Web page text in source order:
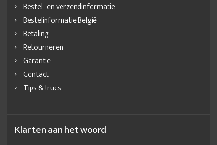
Bestel- en verzendinformatie
Bestelinformatie België
Betaling
Retourneren
Garantie
Contact
Tips & trucs
Klanten aan het woord